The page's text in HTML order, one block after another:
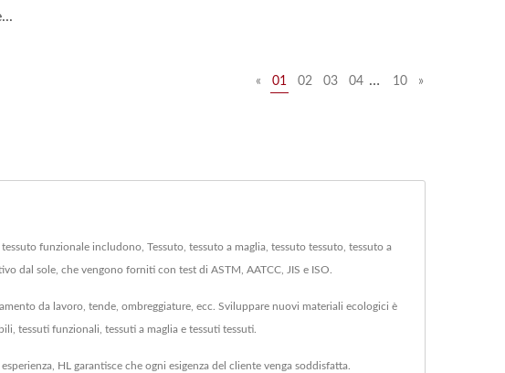
« 01 02 03 04 … 10 »
funzionale includono, Tessuto, tessuto a maglia, tessuto tessuto, tessuto a
dal sole, che vengono forniti con test di ASTM, AATCC, JIS e ISO.
da lavoro, tende, ombreggiature, ecc. Sviluppare nuovi materiali ecologici è
tessuti funzionali, tessuti a maglia e tessuti tessuti.
HL garantisce che ogni esigenza del cliente venga soddisfatta.